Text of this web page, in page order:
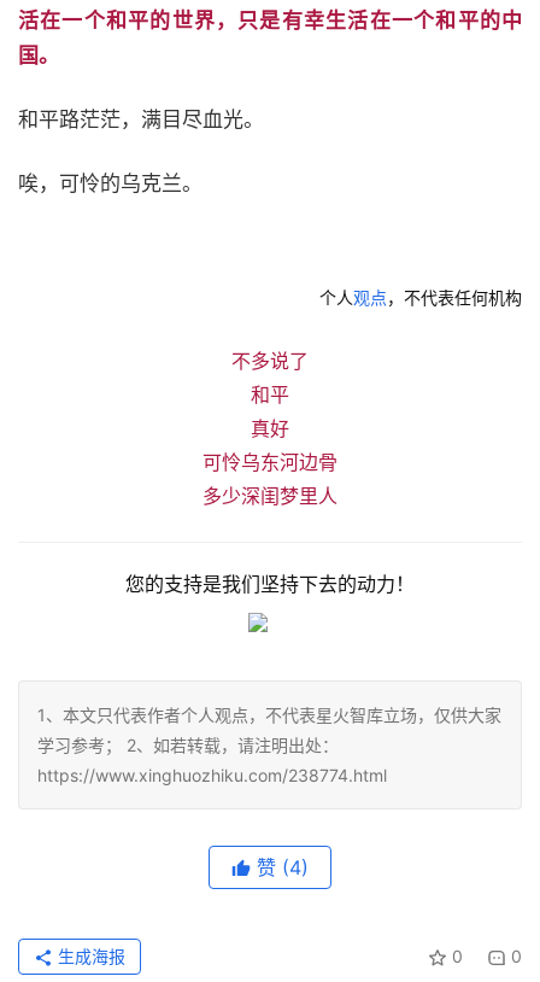
活在一个和平的世界，只是有幸生活在一个和平的中
国。
和平路茫茫，满目尽血光。
唉，可怜的乌克兰。
个人观点，不代表任何机构
不多说了
和平
真好
可怜乌东河边骨
多少深闺梦里人
您的支持是我们坚持下去的动力！
1、本文只代表作者个人观点，不代表星火智库立场，仅供大家
学习参考； 2、如若转载，请注明出处：
https://www.xinghuozhiku.com/238774.html
赞 (4)
0 0
生成海报